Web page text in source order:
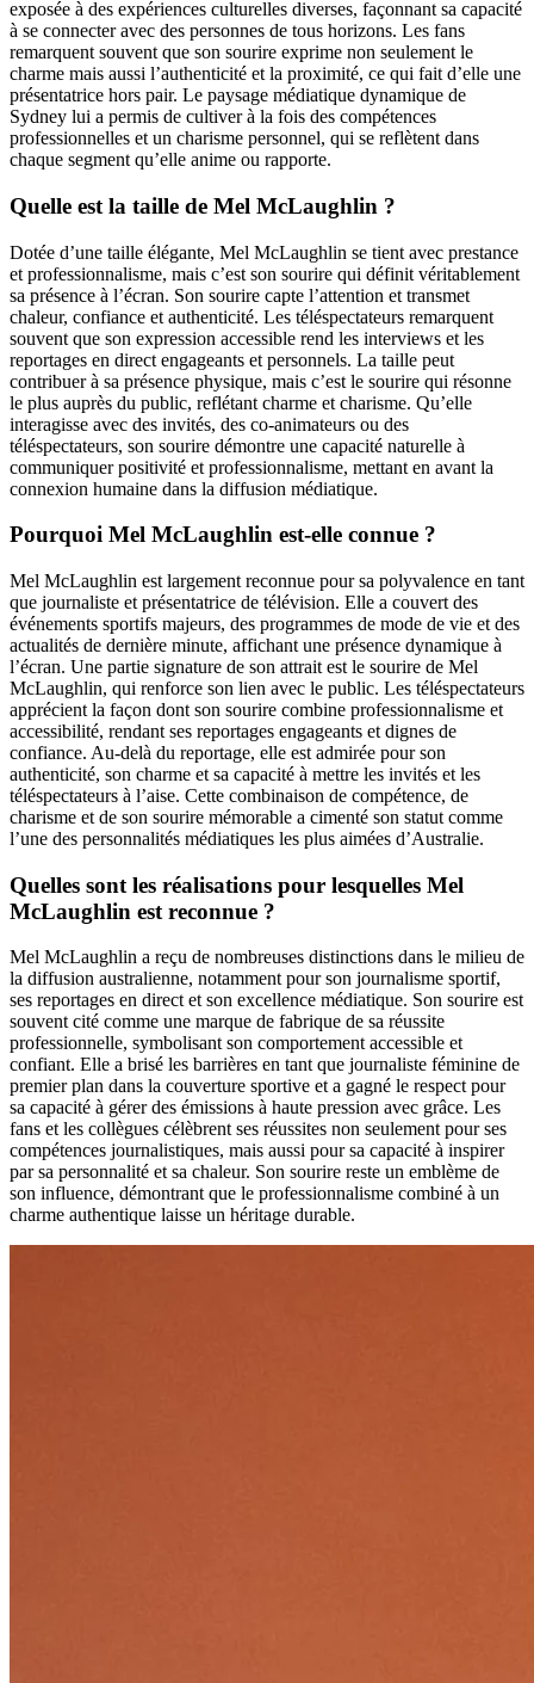
exposée à des expériences culturelles diverses, façonnant sa capacité
à se connecter avec des personnes de tous horizons. Les fans
remarquent souvent que son sourire exprime non seulement le
charme mais aussi l’authenticité et la proximité, ce qui fait d’elle une
présentatrice hors pair. Le paysage médiatique dynamique de
Sydney lui a permis de cultiver à la fois des compétences
professionnelles et un charisme personnel, qui se reflètent dans
chaque segment qu’elle anime ou rapporte.
Quelle est la taille de Mel McLaughlin ?
Dotée d’une taille élégante, Mel McLaughlin se tient avec prestance
et professionnalisme, mais c’est son sourire qui définit véritablement
sa présence à l’écran. Son sourire capte l’attention et transmet
chaleur, confiance et authenticité. Les téléspectateurs remarquent
souvent que son expression accessible rend les interviews et les
reportages en direct engageants et personnels. La taille peut
contribuer à sa présence physique, mais c’est le sourire qui résonne
le plus auprès du public, reflétant charme et charisme. Qu’elle
interagisse avec des invités, des co-animateurs ou des
téléspectateurs, son sourire démontre une capacité naturelle à
communiquer positivité et professionnalisme, mettant en avant la
connexion humaine dans la diffusion médiatique.
Pourquoi Mel McLaughlin est-elle connue ?
Mel McLaughlin est largement reconnue pour sa polyvalence en tant
que journaliste et présentatrice de télévision. Elle a couvert des
événements sportifs majeurs, des programmes de mode de vie et des
actualités de dernière minute, affichant une présence dynamique à
l’écran. Une partie signature de son attrait est le sourire de Mel
McLaughlin, qui renforce son lien avec le public. Les téléspectateurs
apprécient la façon dont son sourire combine professionnalisme et
accessibilité, rendant ses reportages engageants et dignes de
confiance. Au-delà du reportage, elle est admirée pour son
authenticité, son charme et sa capacité à mettre les invités et les
téléspectateurs à l’aise. Cette combinaison de compétence, de
charisme et de son sourire mémorable a cimenté son statut comme
l’une des personnalités médiatiques les plus aimées d’Australie.
Quelles sont les réalisations pour lesquelles Mel
McLaughlin est reconnue ?
Mel McLaughlin a reçu de nombreuses distinctions dans le milieu de
la diffusion australienne, notamment pour son journalisme sportif,
ses reportages en direct et son excellence médiatique. Son sourire est
souvent cité comme une marque de fabrique de sa réussite
professionnelle, symbolisant son comportement accessible et
confiant. Elle a brisé les barrières en tant que journaliste féminine de
premier plan dans la couverture sportive et a gagné le respect pour
sa capacité à gérer des émissions à haute pression avec grâce. Les
fans et les collègues célèbrent ses réussites non seulement pour ses
compétences journalistiques, mais aussi pour sa capacité à inspirer
par sa personnalité et sa chaleur. Son sourire reste un emblème de
son influence, démontrant que le professionnalisme combiné à un
charme authentique laisse un héritage durable.